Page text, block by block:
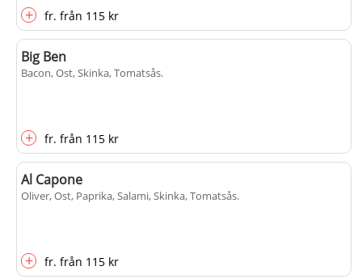
+ fr. från 115 kr
Big Ben
Bacon, Ost, Skinka, Tomatsås.
+ fr. från 115 kr
Al Capone
Oliver, Ost, Paprika, Salami, Skinka, Tomatsås.
+ fr. från 115 kr